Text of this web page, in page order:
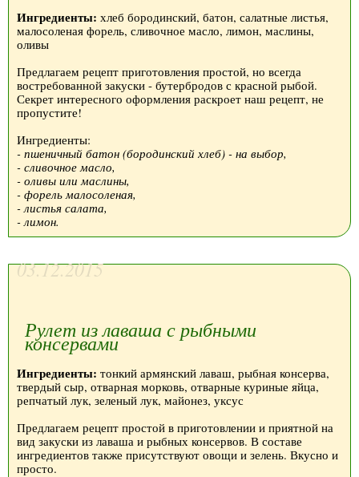
Ингредиенты: хлеб бородинский, батон, салатные листья,
малосоленая форель, сливочное масло, лимон, маслины,
оливы
Предлагаем рецепт приготовления простой, но всегда
востребованной закуски - бутербродов с красной рыбой.
Секрет интересного оформления раскроет наш рецепт, не
пропустите!
Ингредиенты:
- пшеничный батон (бородинский хлеб) - на выбор,
- сливочное масло,
- оливы или маслины,
- форель малосоленая,
- листья салата,
- лимон.
03.12.2015
Рулет из лаваша с рыбными
консервами
Ингредиенты: тонкий армянский лаваш, рыбная консерва,
твердый сыр, отварная морковь, отварные куриные яйца,
репчатый лук, зеленый лук, майонез, уксус
Предлагаем рецепт простой в приготовлении и приятной на
вид закуски из лаваша и рыбных консервов. В составе
ингредиентов также присутствуют овощи и зелень. Вкусно и
просто.